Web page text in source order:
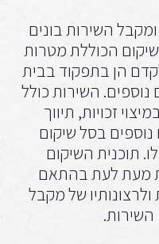
ומקבל השירות בונים
הכוללת מטרות
הן בתפקוד בבית
נוספים. השירות כולל
זכויות, תיווך
נוספים בסל שיקום
תוכנית השיקום
מעת לעת בהתאם
של מקבל
השירות.